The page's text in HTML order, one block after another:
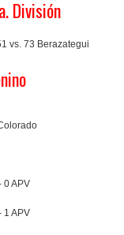
División
vs. 73 Berazategui
0 APV
1 APV